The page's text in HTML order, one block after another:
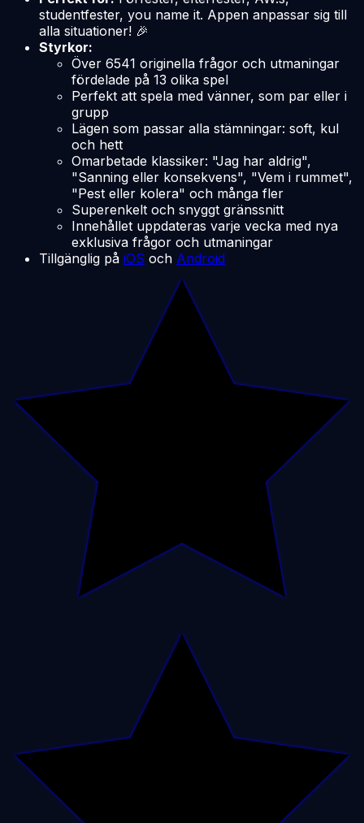
studentfester, you name it. Appen anpassar sig till
alla situationer! 🎉
Styrkor:
Över 6541 originella frågor och utmaningar
fördelade på 13 olika spel
Perfekt att spela med vänner, som par eller i
grupp
Lägen som passar alla stämningar: soft, kul
och hett
Omarbetade klassiker: "Jag har aldrig",
"Sanning eller konsekvens", "Vem i rummet",
"Pest eller kolera" och många fler
Superenkelt och snyggt gränssnitt
Innehållet uppdateras varje vecka med nya
exklusiva frågor och utmaningar
Tillgänglig på iOS och Android